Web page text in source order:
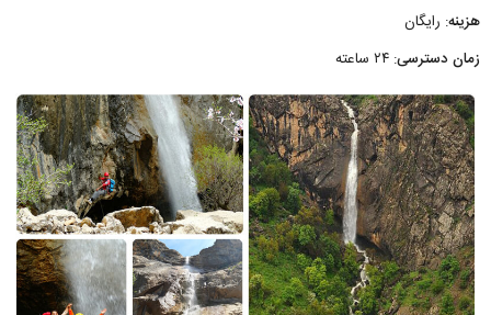
هزینه: رایگان
زمان دسترسی: ۲۴ ساعته